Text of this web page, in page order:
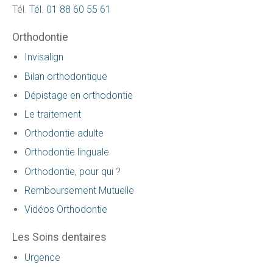
Tél. Tél. 01 88 60 55 61
Orthodontie
Invisalign
Bilan orthodontique
Dépistage en orthodontie
Le traitement
Orthodontie adulte
Orthodontie linguale
Orthodontie, pour qui ?
Remboursement Mutuelle
Vidéos Orthodontie
Les Soins dentaires
Urgence